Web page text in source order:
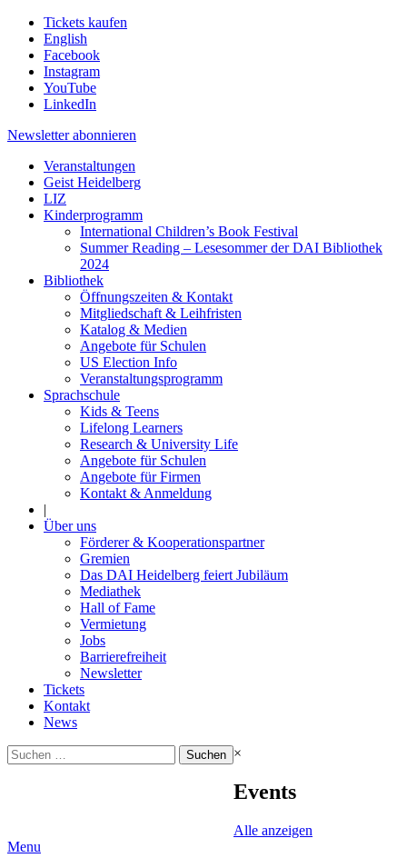
Tickets kaufen
English
Facebook
Instagram
YouTube
LinkedIn
Newsletter abonnieren
Veranstaltungen
Geist Heidelberg
LIZ
Kinderprogramm
International Children’s Book Festival
Summer Reading – Lesesommer der DAI Bibliothek
2024
Bibliothek
Öffnungszeiten & Kontakt
Mitgliedschaft & Leihfristen
Katalog & Medien
Angebote für Schulen
US Election Info
Veranstaltungsprogramm
Sprachschule
Kids & Teens
Lifelong Learners
Research & University Life
Angebote für Schulen
Angebote für Firmen
Kontakt & Anmeldung
|
Über uns
Förderer & Kooperationspartner
Gremien
Das DAI Heidelberg feiert Jubiläum
Mediathek
Hall of Fame
Vermietung
Jobs
Barrierefreiheit
Newsletter
Tickets
Kontakt
News
Suchen
nach:
×
Events
Alle anzeigen
Menu